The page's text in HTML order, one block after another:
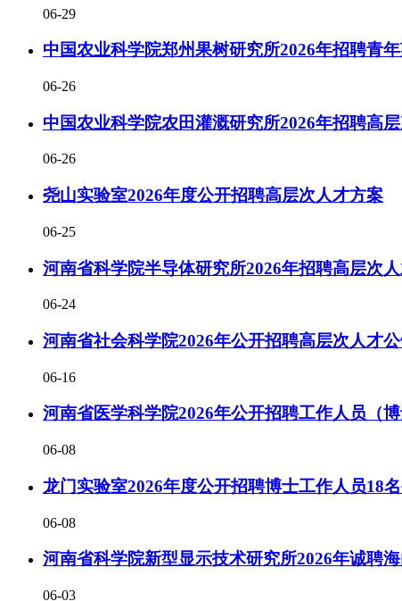
06-29
中国农业科学院郑州果树研究所2026年招聘青
06-26
中国农业科学院农田灌溉研究所2026年招聘高
06-26
尧山实验室2026年度公开招聘高层次人才方案
06-25
河南省科学院半导体研究所2026年招聘高层次
06-24
河南省社会科学院2026年公开招聘高层次人才
06-16
河南省医学科学院2026年公开招聘工作人员（
06-08
龙门实验室2026年度公开招聘博士工作人员18
06-08
河南省科学院新型显示技术研究所2026年诚聘
06-03